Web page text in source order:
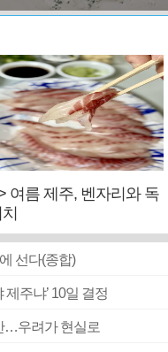
여름 제주, 벤자리와 독
선다(종합)
주냐’ 10일 결정
…우려가 현실로